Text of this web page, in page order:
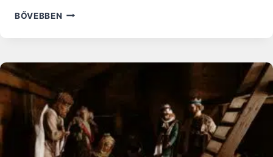
BŐVEBBEN MI
TIKTOK
VÉLEMÉNYVEZÉR
HOGY
Ő
ÉLETVÉDŐ?